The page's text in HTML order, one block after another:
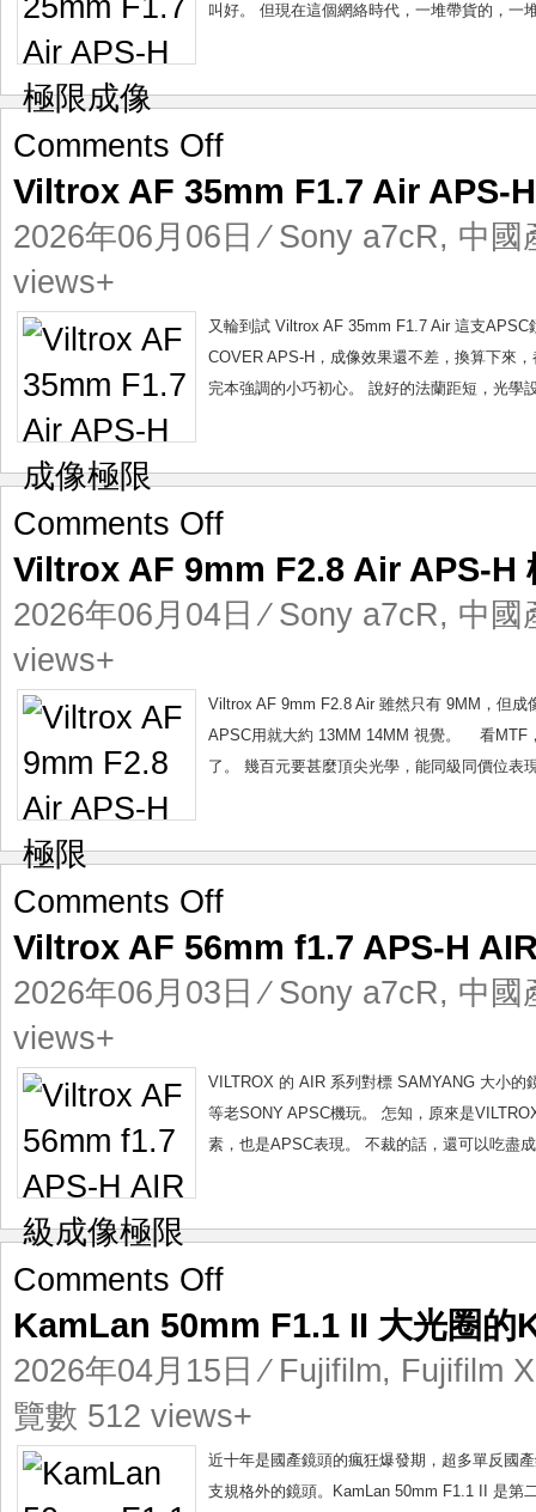
成
叫好。 但現在這個網絡時代，一堆帶貨的，一
Comments Offon
AF
F1.7
H
極
Viltrox AF 35mm F1.7 Air APS-
2026年06月06日 ⁄ Sony a7cR, 中國
views+
又輪到試 Viltrox AF 35mm F1.7 Air 這支
COVER APS-H，成像效果還不差，換算下來
完本強調的小巧初心。 說好的法蘭距短，光
Comments Offon
AF
F2.8
H
Viltrox AF 9mm F2.8 Air APS-H
2026年06月04日 ⁄ Sony a7cR, 中國
views+
Viltrox AF 9mm F2.8 Air 雖然只有 9MM，但
APSC用就大約 13MM 14MM 視覺。 看MTF
了。 幾百元要甚麼頂尖光學，能同級同價位
Comments Offon
AF
f1.7
AIR
級
像
Viltrox AF 56mm f1.7 APS-H
2026年06月03日 ⁄ Sony a7cR, 中國
views+
VILTROX 的 AIR 系列對標 SAMYANG 大小
等老SONY APSC機玩。 怎知，原來是
素，也是APSC表現。 不裁的話，還可以吃盡
Comments Offon
50mm
II
光
圈
的
KamLan 50mm F1.1 II 大光圈的
2026年04月15日 ⁄ Fujifilm, Fujifilm
覽數 512 views+
近十年是國產鏡頭的瘋狂爆發期，超多單反國
支規格外的鏡頭。KamLan 50mm F1.1 II 是第